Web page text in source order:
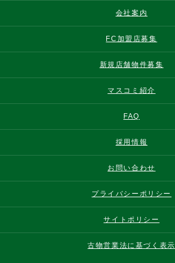
会社案内
FC加盟店募集
新規店舗物件募集
マスコミ紹介
FAQ
採用情報
お問い合わせ
プライバシーポリシー
サイトポリシー
古物営業法に基づく表示